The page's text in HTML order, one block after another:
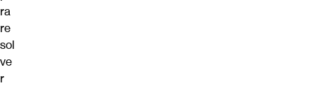
ra
re
sol
ve
r